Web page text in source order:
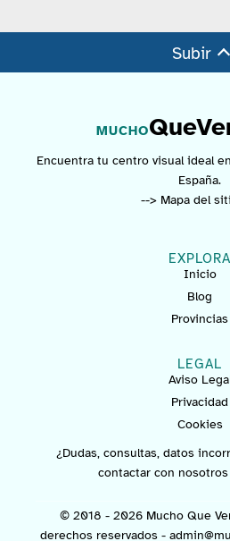
Subir
MUCHO
Encuentra tu centro visual ideal
España.
--> Mapa del
EXPLORA
Inicio
Blog
Provincias
LEGAL
Aviso
Privacidad
Cookies
¿Dudas, consultas, datos
contactar con
© 2018 - 2026 Mucho Que
derechos reservados -